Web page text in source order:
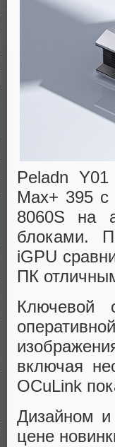
Peladn
Max+ 395
8060S на
блоками.
iGPU
ПК
Ключевой
включая
OCuLink
Дизайном
цене